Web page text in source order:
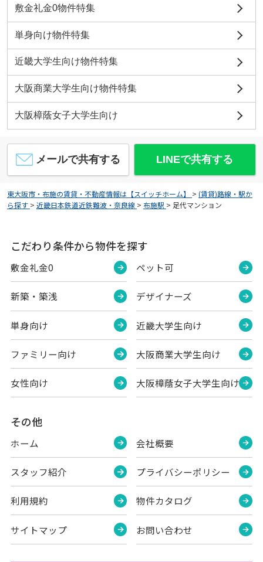
敷金礼金0物件特集
単身向け物件特集
近畿大学生向け物件特集
大阪商業大学生向け物件特集
大阪樟蔭女子大学生向け
メールで共有する LINEで共有する
東大阪市・布施の賃貸・不動産情報は【スイッチホーム】 > (賃貸)路線・駅か
ら探す > 近畿日本鉄道近鉄難波・奈良線 > 布施駅 > 足代マンション
こだわり条件から物件を探す
敷金礼金0
新築・築浅
単身向け
ファミリー向け
女性向け
ペット可
デザイナーズ
近畿大学生向け
大阪商業大学生向け
大阪樟蔭女子大学生向け
その他
ホーム
スタッフ紹介
利用規約
サイトマップ
会社概要
プライバシーポリシー
物件カタログ
お問い合わせ